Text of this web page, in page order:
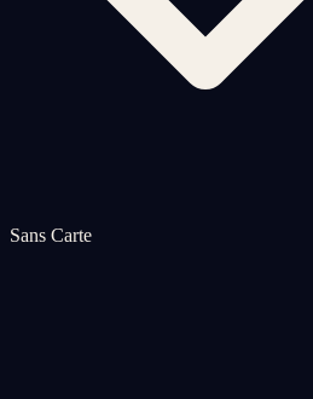
Sans Carte